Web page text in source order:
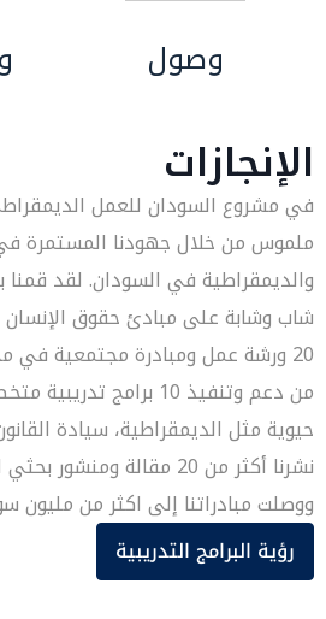
وصول
الإنجازات
في مشروع السودان للعمل
ملموس من خلال جهودنا المستمرة
شاب وشابة على مبادئ حقوق الإنسان
20 ورشة عمل ومبادرة مجتمعية في
من دعم وتنفيذ 10 برامج
حيوية مثل الديمقراطية، سيادة
نشرنا أكثر من 20 مقالة
ووصلت مبادراتنا إلى اكثر من مليون
رؤية البرامج التدريبية